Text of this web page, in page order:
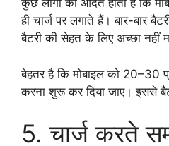
कुछ लोगों की आदत होती है कि
ही चार्ज पर लगाते हैं। बार-बार
बैटरी की सेहत के लिए अच्छा नहीं
बेहतर है कि मोबाइल को 20–30
करना शुरू कर दिया जाए। इससे
5. चार्ज करते